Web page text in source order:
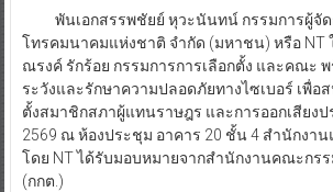
พันเอกสรรพชัยย์ หุวะนันทน์ กรรมการผู้จัด
โทรคมนาคมแห่งชาติ จำกัด (มหาชน) หรือ NT
ณรงค์ รักร้อย กรรมการการเลือกตั้ง และคณะ
ระวังและรักษาความปลอดภัยทางไซเบอร์ เพื่อ
ตั้งสมาชิกสภาผู้แทนราษฎร และการออกเสียง
2569 ณ ห้องประชุม อาคาร 20 ชั้น 4 สำนัก
โดย NT ได้รับมอบหมายจากสำนักงานคณะกรร
(กกต.)